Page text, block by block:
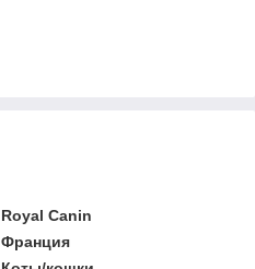
Royal Canin
Франция